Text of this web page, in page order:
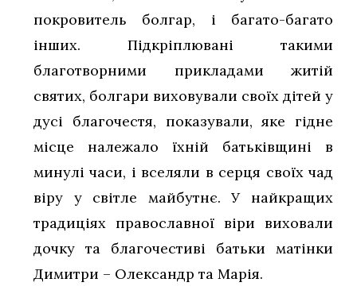
покровитель болгар, і багато-багато
інших. Підкріплювані такими
благотворними прикладами житій
святих, болгари виховували своїх дітей у
дусі благочестя, показували, яке гідне
місце належало їхній батьківщині в
минулі часи, і вселяли в серця своїх чад
віру у світле майбутнє. У найкращих
традиціях православної віри виховали
дочку та благочестиві батьки матінки
Димитри – Олександр та Марія.